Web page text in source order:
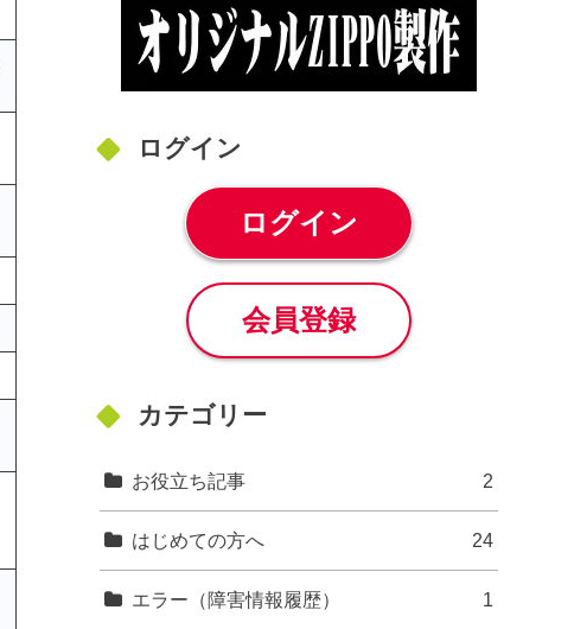
ログイン
ログイン
会員登録
カテゴリー
お役立ち記事 2
はじめての方へ 24
エラー（障害情報履歴） 1